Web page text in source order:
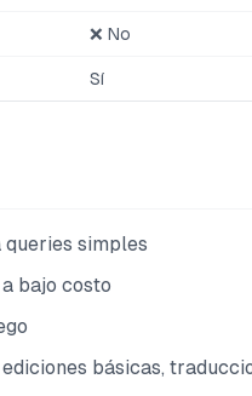
❌ No
Sí
simples
bajo costo
básicas,